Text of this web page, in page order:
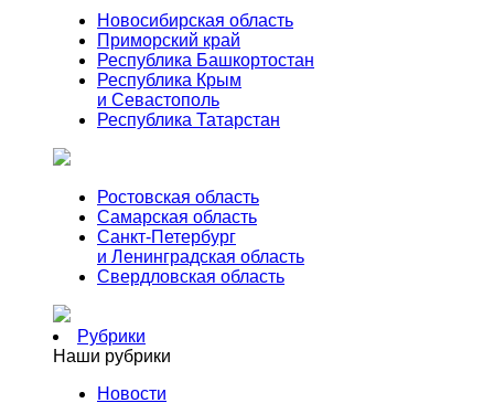
Новосибирская область
Приморский край
Республика Башкортостан
Республика Крым
и Севастополь
Республика Татарстан
Ростовская область
Самарская область
Санкт-Петербург
и Ленинградская область
Свердловская область
Рубрики
Наши рубрики
Новости